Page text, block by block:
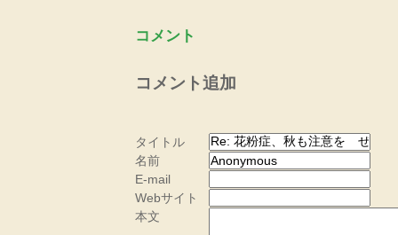
コメント
コメント追加
タイトル
名前
E-mail
Webサイト
本文